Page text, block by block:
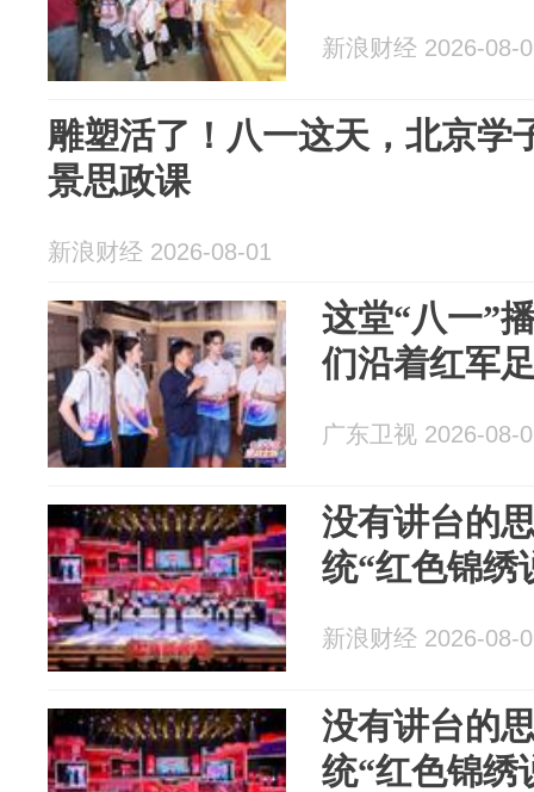
新浪财经 2026-08-
雕塑活了！八一这天，北京学
景思政课
新浪财经 2026-08-01
这堂“八一”
们沿着红军
广东卫视 2026-08-
没有讲台的
统“红色锦绣
新浪财经 2026-08-
没有讲台的
统“红色锦绣